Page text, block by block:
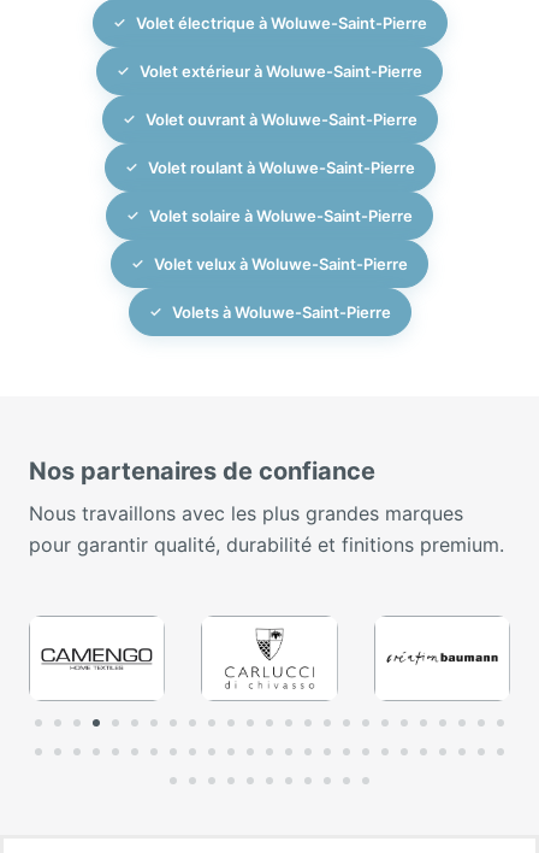
Volet électrique à Woluwe-Saint-Pierre
Volet extérieur à Woluwe-Saint-Pierre
Volet ouvrant à Woluwe-Saint-Pierre
Volet roulant à Woluwe-Saint-Pierre
Volet solaire à Woluwe-Saint-Pierre
Volet velux à Woluwe-Saint-Pierre
Volets à Woluwe-Saint-Pierre
Nos partenaires de confiance
Nous travaillons avec les plus grandes marques
pour garantir qualité, durabilité et finitions premium.